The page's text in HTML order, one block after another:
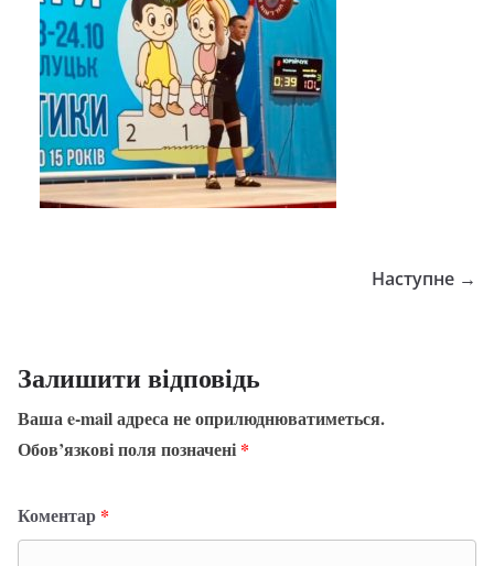
Наступне →
Залишити відповідь
Ваша e-mail адреса не оприлюднюватиметься.
Обов’язкові поля позначені *
Коментар *